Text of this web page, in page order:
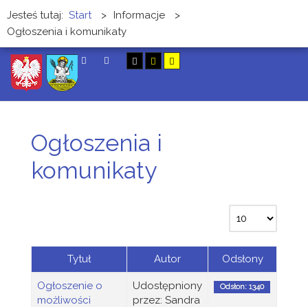
Jesteś tutaj: Start > Informacje
>
Ogłoszenia i komunikaty
Ogłoszenia i
komunikaty
Tytuł Autor Odsłony
Ogłoszenie o
możliwości
Udostępniony
przez: Sandra
Odsłon: 1340